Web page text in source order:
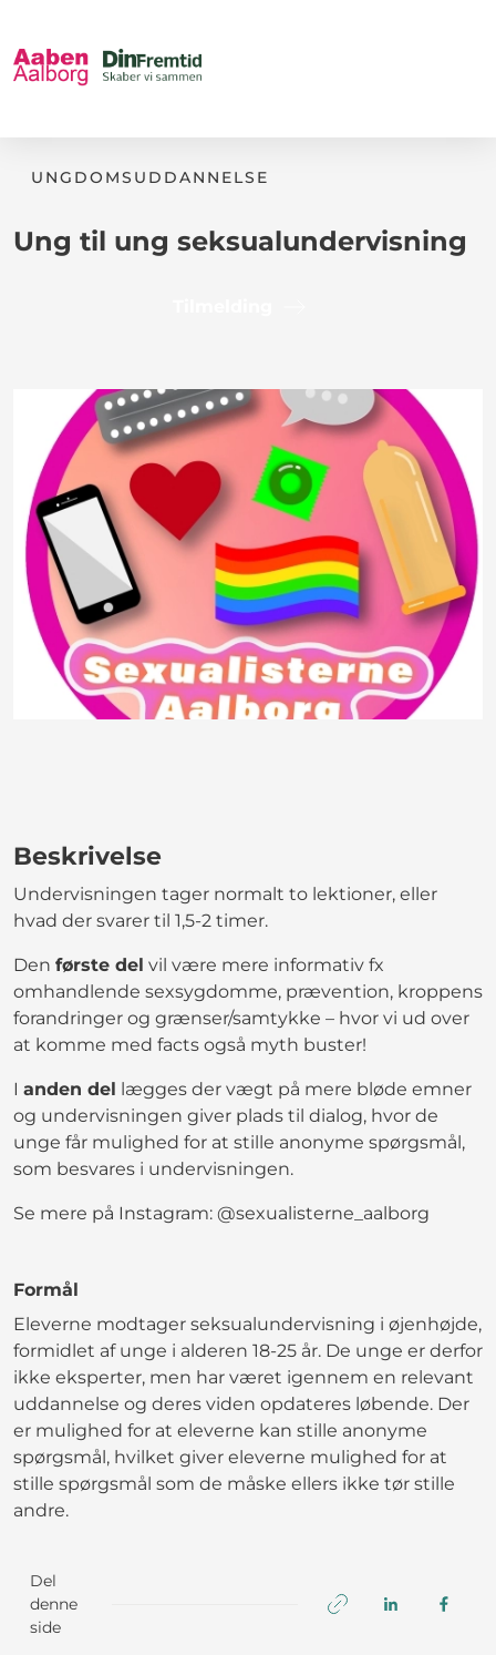
UNGDOMSUDDANNELSE
Ung til ung seksualundervisning
Beskrivelse
Undervisningen tager normalt to lektioner, eller
hvad der svarer til 1,5-2 timer.
Den første del vil være mere informativ fx
omhandlende sexsygdomme, prævention, kroppens
forandringer og grænser/samtykke – hvor vi ud over
at komme med facts også myth buster!
I anden del lægges der vægt på mere bløde emner
og undervisningen giver plads til dialog, hvor de
unge får mulighed for at stille anonyme spørgsmål,
som besvares i undervisningen.
Se mere på Instagram: @sexualisterne_aalborg
Formål
Eleverne modtager seksualundervisning i øjenhøjde,
formidlet af unge i alderen 18-25 år. De unge er derfor
ikke eksperter, men har været igennem en relevant
uddannelse og deres viden opdateres løbende. Der
er mulighed for at eleverne kan stille anonyme
spørgsmål, hvilket giver eleverne mulighed for at
stille spørgsmål som de måske ellers ikke tør stille
andre.
Del
denne
side